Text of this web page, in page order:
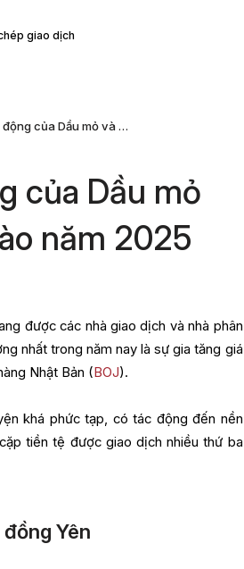
giao dịch
Yên so với Đô la: Tác động của Dầu mỏ và Chính sách của BOJ vào năm 2025
của Dầu mỏ
năm 2025
được các nhà giao dịch và nhà phân
nhất trong năm nay là sự gia tăng giá
Nhật Bản (BOJ).
khá phức tạp, có tác động đến nền
tiền tệ được giao dịch nhiều thứ ba
Yên